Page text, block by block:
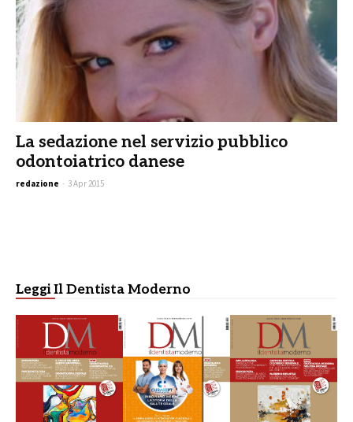
La sedazione nel servizio pubblico
odontoiatrico danese
redazione - 3 Apr 2015
Leggi Il Dentista Moderno